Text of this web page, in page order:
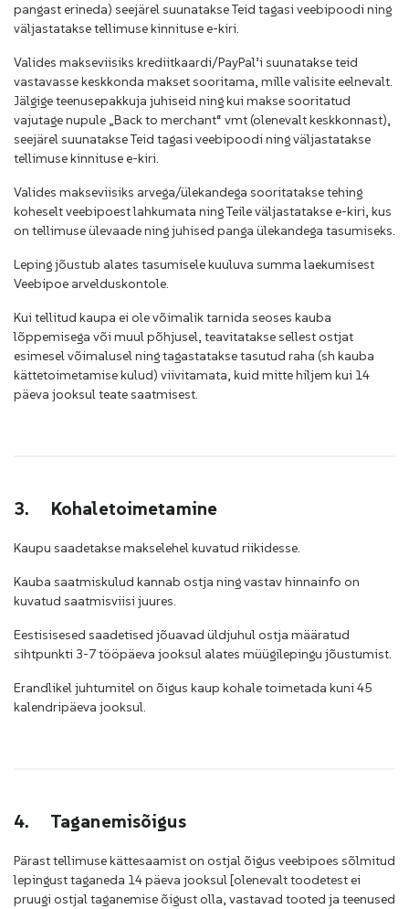
pangast erineda) seejärel suunatakse Teid tagasi veebipoodi ning
väljastatakse tellimuse kinnituse e-kiri.
Valides makseviisiks krediitkaardi/PayPal’i suunatakse teid
vastavasse keskkonda makset sooritama, mille valisite eelnevalt.
Jälgige teenusepakkuja juhiseid ning kui makse sooritatud
vajutage nupule „Back to merchant“ vmt (olenevalt keskkonnast),
seejärel suunatakse Teid tagasi veebipoodi ning väljastatakse
tellimuse kinnituse e-kiri.
Valides makseviisiks arvega/ülekandega sooritatakse tehing
koheselt veebipoest lahkumata ning Teile väljastatakse e-kiri, kus
on tellimuse ülevaade ning juhised panga ülekandega tasumiseks.
Leping jõustub alates tasumisele kuuluva summa laekumisest
Veebipoe arvelduskontole.
Kui tellitud kaupa ei ole võimalik tarnida seoses kauba
lõppemisega või muul põhjusel, teavitatakse sellest ostjat
esimesel võimalusel ning tagastatakse tasutud raha (sh kauba
kättetoimetamise kulud) viivitamata, kuid mitte hiljem kui 14
päeva jooksul teate saatmisest.
3. Kohaletoimetamine
Kaupu saadetakse makselehel kuvatud riikidesse.
Kauba saatmiskulud kannab ostja ning vastav hinnainfo on
kuvatud saatmisviisi juures.
Eestisisesed saadetised jõuavad üldjuhul ostja määratud
sihtpunkti 3-7 tööpäeva jooksul alates müügilepingu jõustumist.
Erandlikel juhtumitel on õigus kaup kohale toimetada kuni 45
kalendripäeva jooksul.
4. Taganemisõigus
Pärast tellimuse kättesaamist on ostjal õigus veebipoes sõlmitud
lepingust taganeda 14 päeva jooksul[olenevalt toodetest ei
pruugi ostjal taganemise õigust olla, vastavad tooted ja teenused